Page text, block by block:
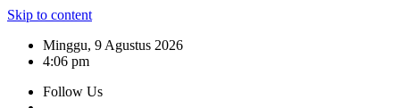
Skip to content
Minggu, 9 Agustus 2026
4:06 pm
Follow Us